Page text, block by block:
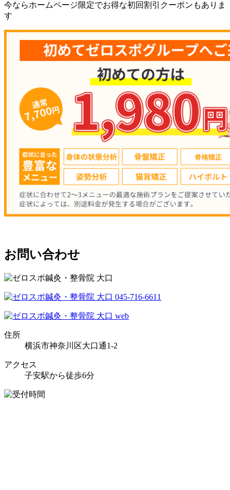
今ならホームページ限定でお得な初回割引クーポンもありま
す
お問い合わせ
住所
横浜市神奈川区大口通1-2
アクセス
子安駅から徒歩6分